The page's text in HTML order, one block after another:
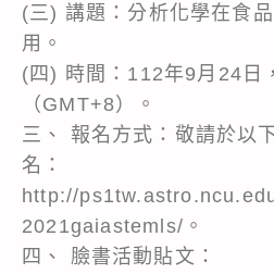
(三) 講題：分析化學在食
用。
(四) 時間：112年9月24日
（GMT+8）。
三、 報名方式：敬請於以
名：
http://
2021gaiastemls/。
四、 臉書活動貼文：